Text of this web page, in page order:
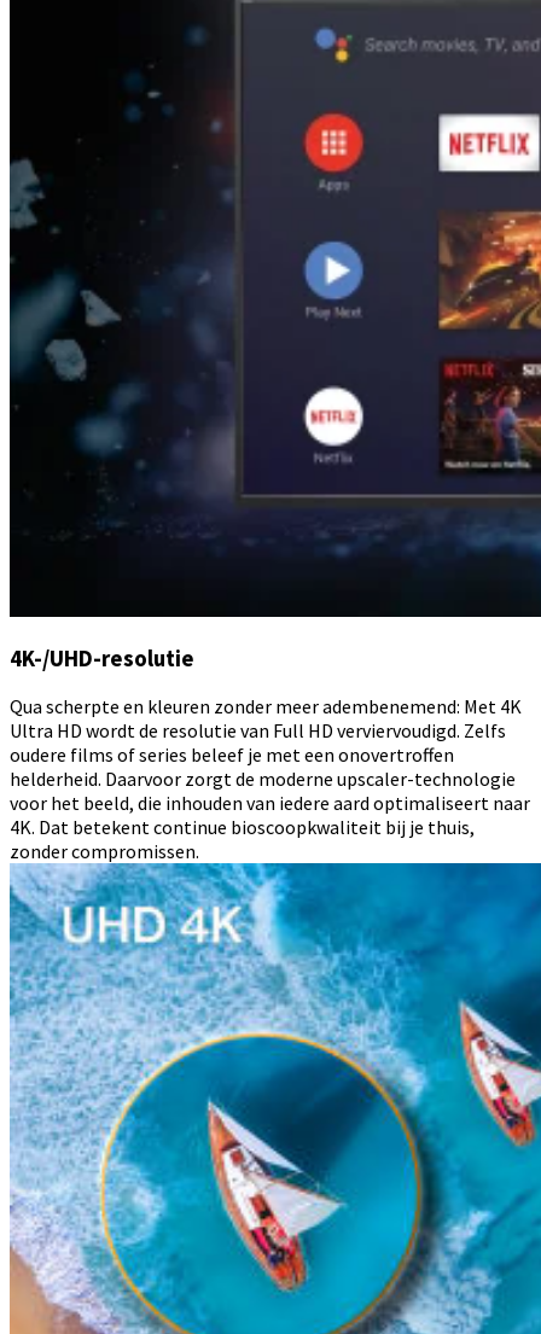
4K-/UHD-resolutie
Qua scherpte en kleuren zonder meer adembenemend: Met 4K
Ultra HD wordt de resolutie van Full HD verviervoudigd. Zelfs
oudere films of series beleef je met een onovertroffen
helderheid. Daarvoor zorgt de moderne upscaler-technologie
voor het beeld, die inhouden van iedere aard optimaliseert naar
4K. Dat betekent continue bioscoopkwaliteit bij je thuis,
zonder compromissen.